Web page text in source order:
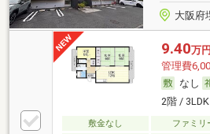
大阪府
9.40万円
管理費
なし
2階 /
敷金なし ファミリ